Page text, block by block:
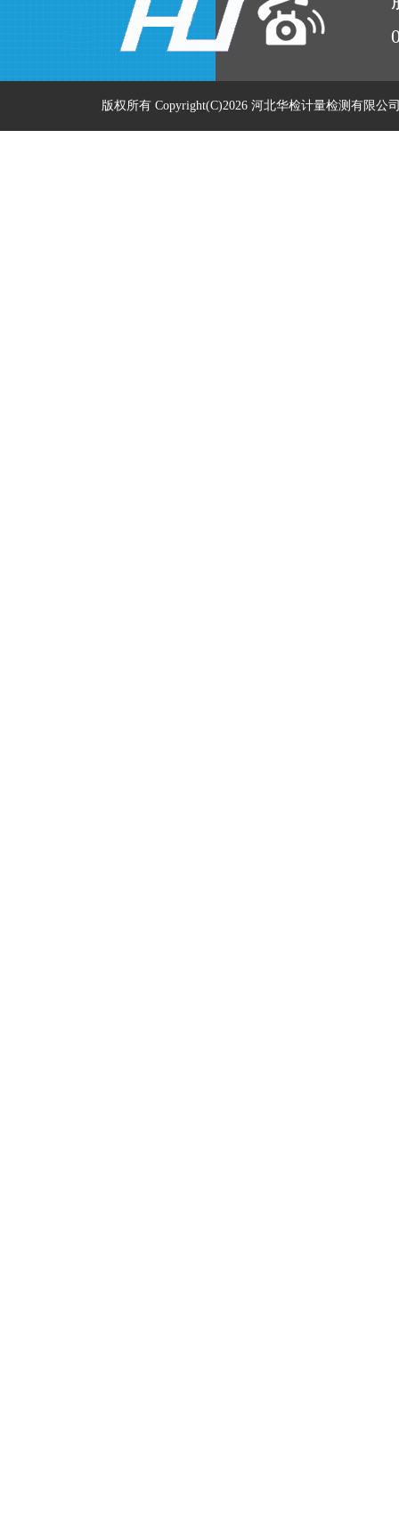
版权所有 Copyright(C)2026 河北华检计量检测有限